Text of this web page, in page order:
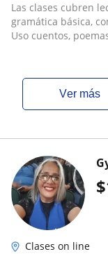
Las clases cubren
gramática básica,
Uso cuentos,
ver más
$
Clases on line